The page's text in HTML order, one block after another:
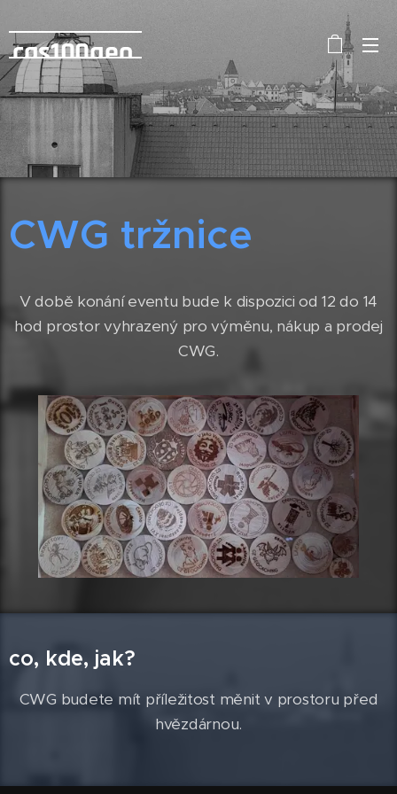
cas100geo
CWG tržnice
V době konání eventu bude k dispozici od 12 do 14
hod prostor vyhrazený pro výměnu, nákup a prodej
CWG.
co, kde, jak?
CWG budete mít příležitost měnit v prostoru před
hvězdárnou.